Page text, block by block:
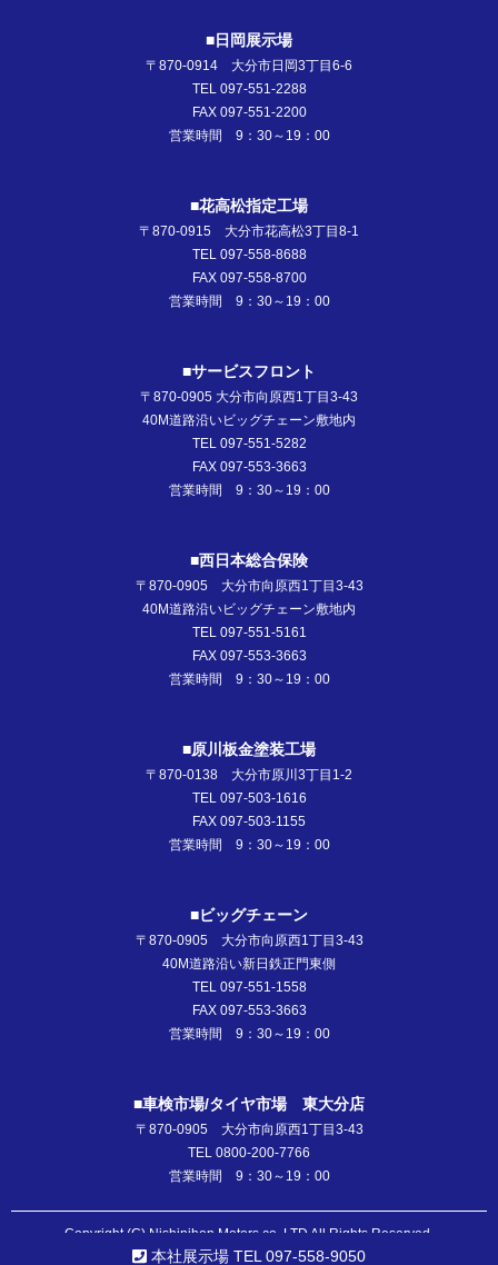
■日岡展示場
〒870-0914 大分市日岡3丁目6-6
TEL 097-551-2288
FAX 097-551-2200
営業時間 9：30～19：00
■花高松指定工場
〒870-0915 大分市花高松3丁目8-1
TEL 097-558-8688
FAX 097-558-8700
営業時間 9：30～19：00
■サービスフロント
〒870-0905 大分市向原西1丁目3-43
40M道路沿いビッグチェーン敷地内
TEL 097-551-5282
FAX 097-553-3663
営業時間 9：30～19：00
■西日本総合保険
〒870-0905 大分市向原西1丁目3-43
40M道路沿いビッグチェーン敷地内
TEL 097-551-5161
FAX 097-553-3663
営業時間 9：30～19：00
■原川板金塗装工場
〒870-0138 大分市原川3丁目1-2
TEL 097-503-1616
FAX 097-503-1155
営業時間 9：30～19：00
■ビッグチェーン
〒870-0905 大分市向原西1丁目3-43
40M道路沿い新日鉄正門東側
TEL 097-551-1558
FAX 097-553-3663
営業時間 9：30～19：00
■車検市場/タイヤ市場 東大分店
〒870-0905 大分市向原西1丁目3-43
TEL 0800-200-7766
営業時間 9：30～19：00
Copyright (C) Nishinihon Motors co.,LTD All Rights Reserved.
本社展示場 TEL 097-558-9050